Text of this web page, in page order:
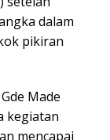
dalam
pikiran
Made
kegiatan
mencapai